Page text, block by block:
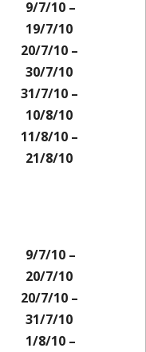
9/7/10 –
19/7/10
20/7/10 –
30/7/10
31/7/10 –
10/8/10
11/8/10 –
21/8/10
9/7/10 –
20/7/10
20/7/10 –
31/7/10
1/8/10 –